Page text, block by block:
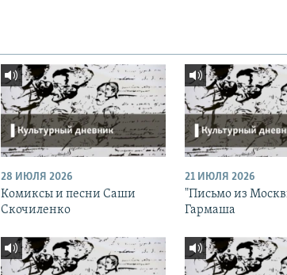
28 ИЮЛЯ 2026
Комиксы и песни Саши
Скочиленко
21 ИЮЛЯ 2026
"Письмо из
Гармаша